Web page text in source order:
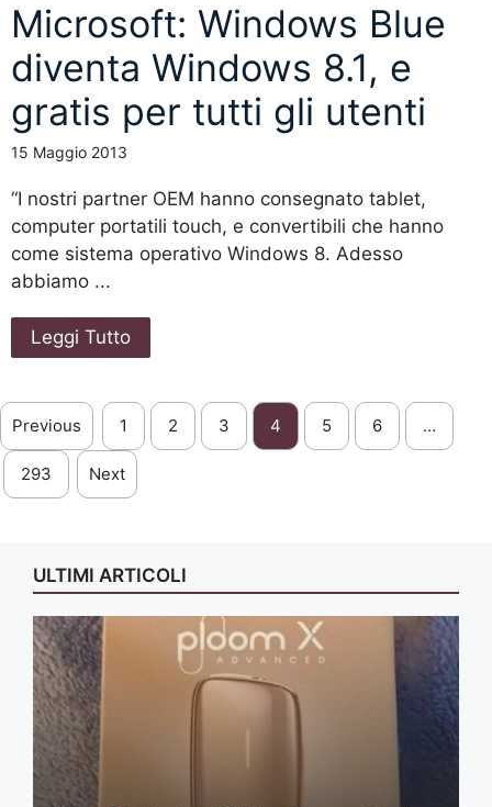
Microsoft: Windows Blue
diventa Windows 8.1, e
gratis per tutti gli utenti
15 Maggio 2013
“I nostri partner OEM hanno consegnato tablet,
computer portatili touch, e convertibili che hanno
come sistema operativo Windows 8. Adesso
abbiamo ...
Leggi Tutto
Previous 1 2 3 4 5 6 …
293 Next
ULTIMI ARTICOLI